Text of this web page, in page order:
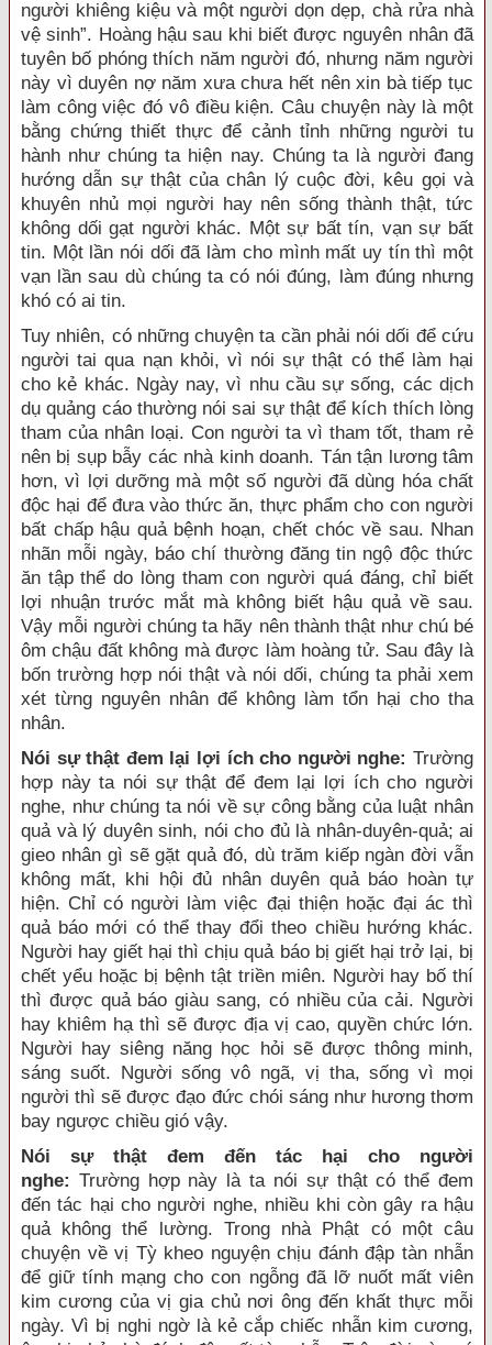
người khiêng kiệu và một người dọn dẹp, chà rửa nhà
vệ sinh”. Hoàng hậu sau khi biết được nguyên nhân đã
tuyên bố phóng thích năm người đó, nhưng năm người
này vì duyên nợ năm xưa chưa hết nên xin bà tiếp tục
làm công việc đó vô điều kiện. Câu chuyện này là một
bằng chứng thiết thực để cảnh tỉnh những người tu
hành như chúng ta hiện nay. Chúng ta là người đang
hướng dẫn sự thật của chân lý cuộc đời, kêu gọi và
khuyên nhủ mọi người hay nên sống thành thật, tức
không dối gạt người khác. Một sự bất tín, vạn sự bất
tin. Một lần nói dối đã làm cho mình mất uy tín thì một
vạn lần sau dù chúng ta có nói đúng, làm đúng nhưng
khó có ai tin.
Tuy nhiên, có những chuyện ta cần phải nói dối để cứu
người tai qua nạn khỏi, vì nói sự thật có thể làm hại
cho kẻ khác. Ngày nay, vì nhu cầu sự sống, các dịch
dụ quảng cáo thường nói sai sự thật để kích thích lòng
tham của nhân loại. Con người ta vì tham tốt, tham rẻ
nên bị sụp bẫy các nhà kinh doanh. Tán tận lương tâm
hơn, vì lợi dưỡng mà một số người đã dùng hóa chất
độc hại để đưa vào thức ăn, thực phẩm cho con người
bất chấp hậu quả bệnh hoạn, chết chóc về sau. Nhan
nhãn mỗi ngày, báo chí thường đăng tin ngộ độc thức
ăn tập thể do lòng tham con người quá đáng, chỉ biết
lợi nhuận trước mắt mà không biết hậu quả về sau.
Vậy mỗi người chúng ta hãy nên thành thật như chú bé
ôm chậu đất không mà được làm hoàng tử. Sau đây là
bốn trường hợp nói thật và nói dối, chúng ta phải xem
xét từng nguyên nhân để không làm tổn hại cho tha
nhân.
Nói sự thật đem lại lợi ích cho người nghe: Trường
hợp này ta nói sự thật để đem lại lợi ích cho người
nghe, như chúng ta nói về sự công bằng của luật nhân
quả và lý duyên sinh, nói cho đủ là nhân-duyên-quả; ai
gieo nhân gì sẽ gặt quả đó, dù trăm kiếp ngàn đời vẫn
không mất, khi hội đủ nhân duyên quả báo hoàn tự
hiện. Chỉ có người làm việc đại thiện hoặc đại ác thì
quả báo mới có thể thay đổi theo chiều hướng khác.
Người hay giết hại thì chịu quả báo bị giết hại trở lại, bị
chết yểu hoặc bị bệnh tật triền miên. Người hay bố thí
thì được quả báo giàu sang, có nhiều của cải. Người
hay khiêm hạ thì sẽ được địa vị cao, quyền chức lớn.
Người hay siêng năng học hỏi sẽ được thông minh,
sáng suốt. Người sống vô ngã, vị tha, sống vì mọi
người thì sẽ được đạo đức chói sáng như hương thơm
bay ngược chiều gió vậy.
Nói sự thật đem đến tác hại cho người
nghe: Trường hợp này là ta nói sự thật có thể đem
đến tác hại cho người nghe, nhiều khi còn gây ra hậu
quả không thể lường. Trong nhà Phật có một câu
chuyện về vị Tỳ kheo nguyện chịu đánh đập tàn nhẫn
để giữ tính mạng cho con ngỗng đã lỡ nuốt mất viên
kim cương của vị gia chủ nơi ông đến khất thực mỗi
ngày. Vì bị nghi ngờ là kẻ cắp chiếc nhẫn kim cương,